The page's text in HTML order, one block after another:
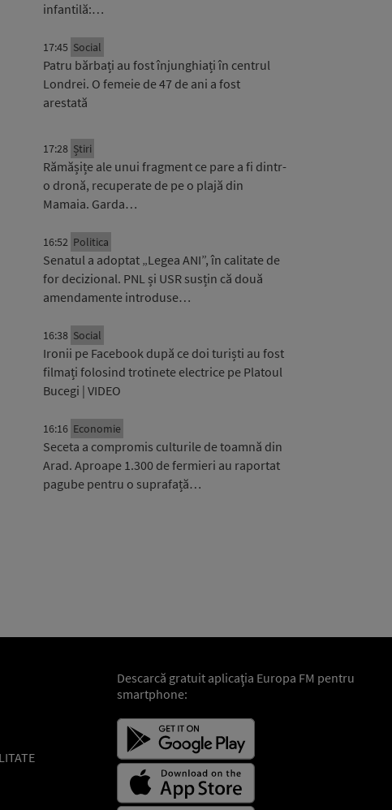
infantilă:…
17:45 Social
Patru bărbați au fost înjunghiați în centrul
Londrei. O femeie de 47 de ani a fost
arestată
17:28 Știri
Rămășițe ale unui fragment ce pare a fi dintr-
o dronă, recuperate de pe o plajă din
Mamaia. Garda…
16:52 Politica
Senatul a adoptat „Legea ANI”, în calitate de
for decizional. PNL și USR susțin că două
amendamente introduse…
16:38 Social
Ironii pe Facebook după ce doi turiști au fost
filmați folosind trotinete electrice pe Platoul
Bucegi | VIDEO
16:16 Economie
Seceta a compromis culturile de toamnă din
Arad. Aproape 1.300 de fermieri au raportat
pagube pentru o suprafață…
Descarcă gratuit aplicaţia Europa FM pentru
smartphone: